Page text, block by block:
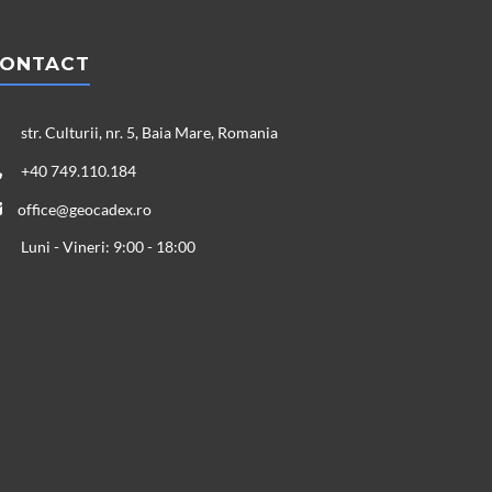
str. Culturii, nr. 5, Baia Mare, Romania
+40 749.110.184
office@geocadex.ro
Luni - Vineri: 9:00 - 18:00